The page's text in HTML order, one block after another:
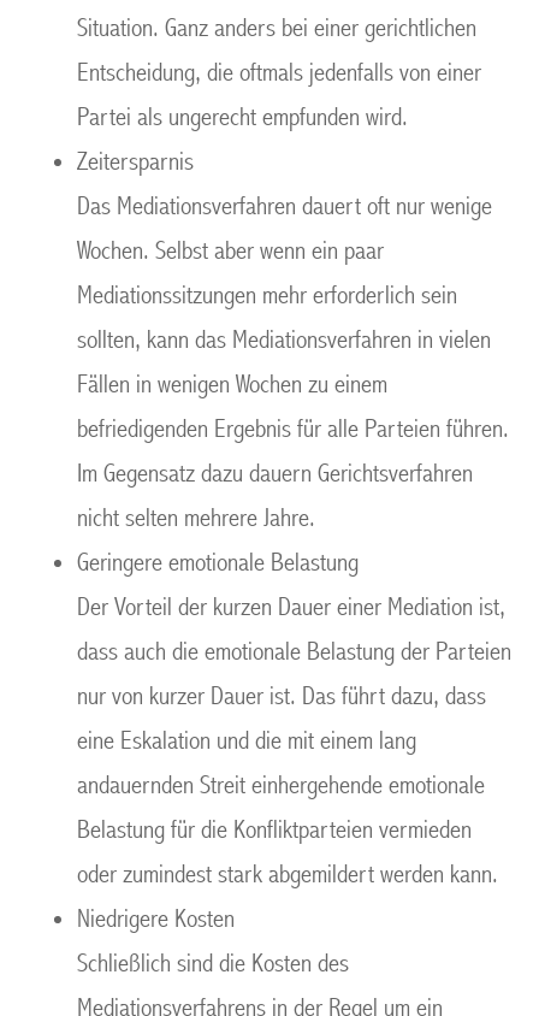
Situation. Ganz anders bei einer gerichtlichen
Entscheidung, die oftmals jedenfalls von einer
Partei als ungerecht empfunden wird.
Zeitersparnis
Das Mediationsverfahren dauert oft nur wenige
Wochen. Selbst aber wenn ein paar
Mediationssitzungen mehr erforderlich sein
sollten, kann das Mediationsverfahren in vielen
Fällen in wenigen Wochen zu einem
befriedigenden Ergebnis für alle Parteien führen.
Im Gegensatz dazu dauern Gerichtsverfahren
nicht selten mehrere Jahre.
Geringere emotionale Belastung
Der Vorteil der kurzen Dauer einer Mediation ist,
dass auch die emotionale Belastung der Parteien
nur von kurzer Dauer ist. Das führt dazu, dass
eine Eskalation und die mit einem lang
andauernden Streit einhergehende emotionale
Belastung für die Konfliktparteien vermieden
oder zumindest stark abgemildert werden kann.
Niedrigere Kosten
Schließlich sind die Kosten des
Mediationsverfahrens in der Regel um ein